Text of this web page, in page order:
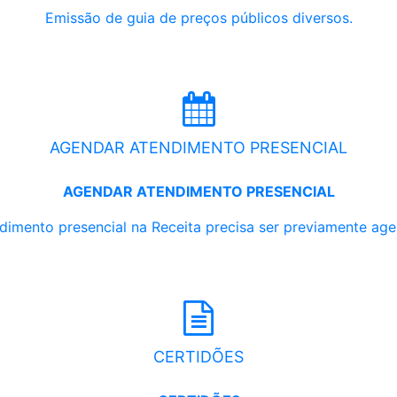
Emissão de guia de preços públicos diversos.
AGENDAR ATENDIMENTO PRESENCIAL
AGENDAR ATENDIMENTO PRESENCIAL
presencial na Receita precisa ser previamente
CERTIDÕES